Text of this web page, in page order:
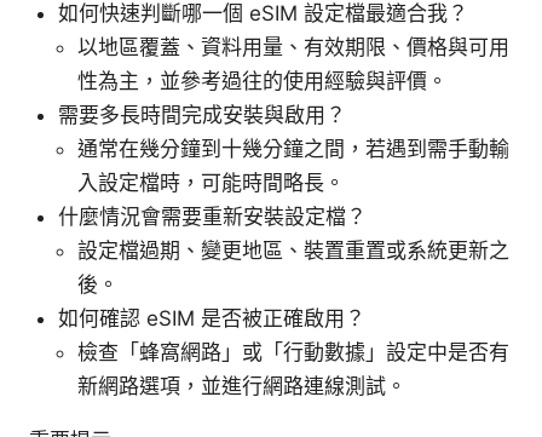
如何快速判斷哪一個 eSIM 設定檔最適合我？
以地區覆蓋、資料用量、有效期限、價格與可用
性為主，並參考過往的使用經驗與評價。
需要多長時間完成安裝與啟用？
通常在幾分鐘到十幾分鐘之間，若遇到需手動輸
入設定檔時，可能時間略長。
什麼情況會需要重新安裝設定檔？
設定檔過期、變更地區、裝置重置或系統更新之
後。
如何確認 eSIM 是否被正確啟用？
檢查「蜂窩網路」或「行動數據」設定中是否有
新網路選項，並進行網路連線測試。